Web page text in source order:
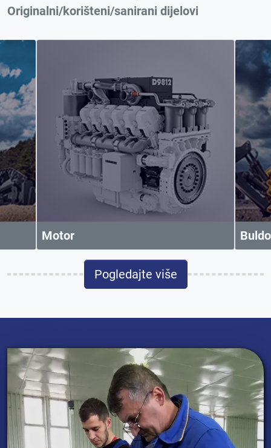
Originalni/korišteni/sanirani dijelovi
Motor
Pogledajte više